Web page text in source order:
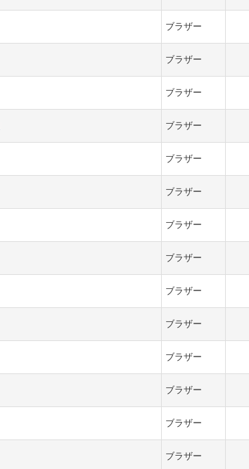
ブラザー
ブラザー
ブラザー
ブラザー
ブラザー
ブラザー
ブラザー
ブラザー
ブラザー
ブラザー
ブラザー
ブラザー
ブラザー
ブラザー